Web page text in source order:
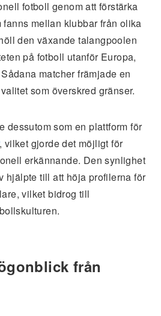
fotboll genom att förstärka
mellan klubbar från olika
den växande talangpoolen
på fotboll utanför Europa,
matcher främjade en
som överskred gränser.
dessutom som en plattform för
vilket gjorde det möjligt för
erkännande. Den synlighet
hjälpte till att höja profilerna för
vilket bidrog till
från